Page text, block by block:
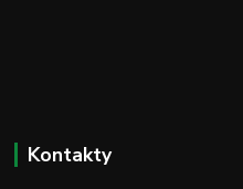
Kontakty